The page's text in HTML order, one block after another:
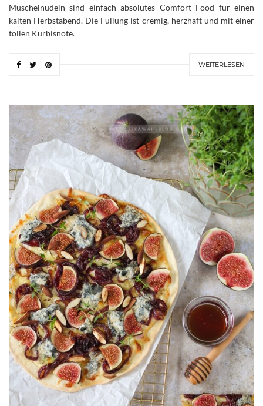
Muschelnudeln sind einfach absolutes Comfort Food für einen
kalten Herbstabend. Die Füllung ist cremig, herzhaft und mit einer
tollen Kürbisnote.
WEITERLESEN